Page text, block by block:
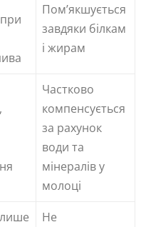
Пом’якшується
завдяки білкам
і жирам
Частково
компенсується
за рахунок
води та
мінералів у
молоці
Не